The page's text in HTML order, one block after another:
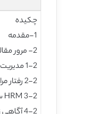
چکیده
1-مقدمه
2- مرور مقالات و پیدایش فرضیه ها
1-2 مدیریت منابع انسانی سبز
2-2 رفتار مراقبت از محیط زیست
3-2 HRM سبز و P-EP